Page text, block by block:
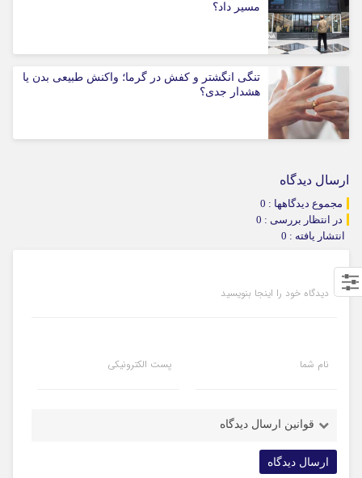
مسیر داد؟
تنگی انگشتر و کفش در گرما؛ واکنش طبیعی بدن یا
هشدار جدی؟
ارسال دیدگاه
مجموع دیدگاهها : 0
در انتظار بررسی : 0
انتشار یافته : 0
دیدگاه خود را اینجا بنویسید
نام شما پست الکترونیکی
قوانین ارسال دیدگاه